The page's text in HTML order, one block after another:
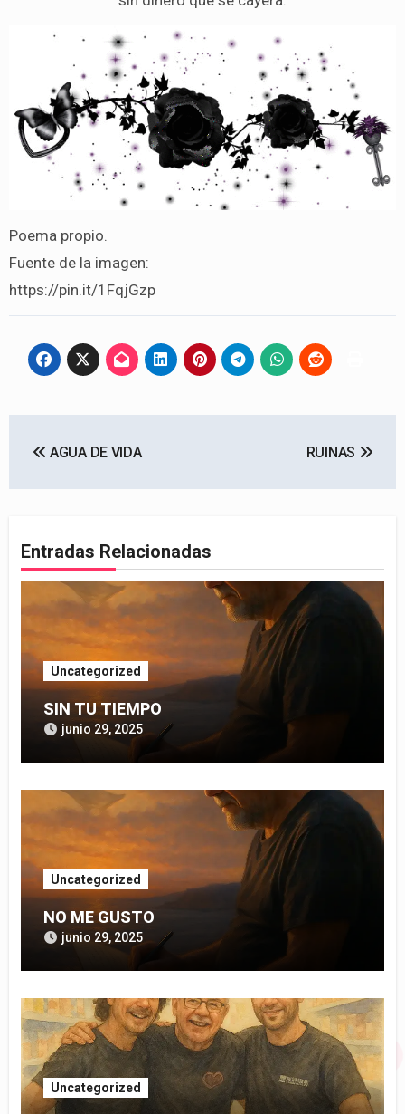
Poema propio.
Fuente de la imagen:
https://pin.it/1FqjGzp
de AGUA DE VIDA RUINAS
Entradas Relacionadas
Uncategorized
SIN TU TIEMPO
junio 29, 2025
Uncategorized
NO ME GUSTO
junio 29, 2025
Uncategorized